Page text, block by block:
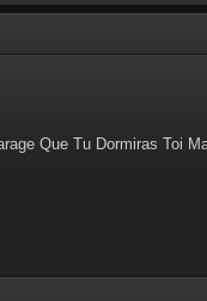
Que Tu Dormiras Toi